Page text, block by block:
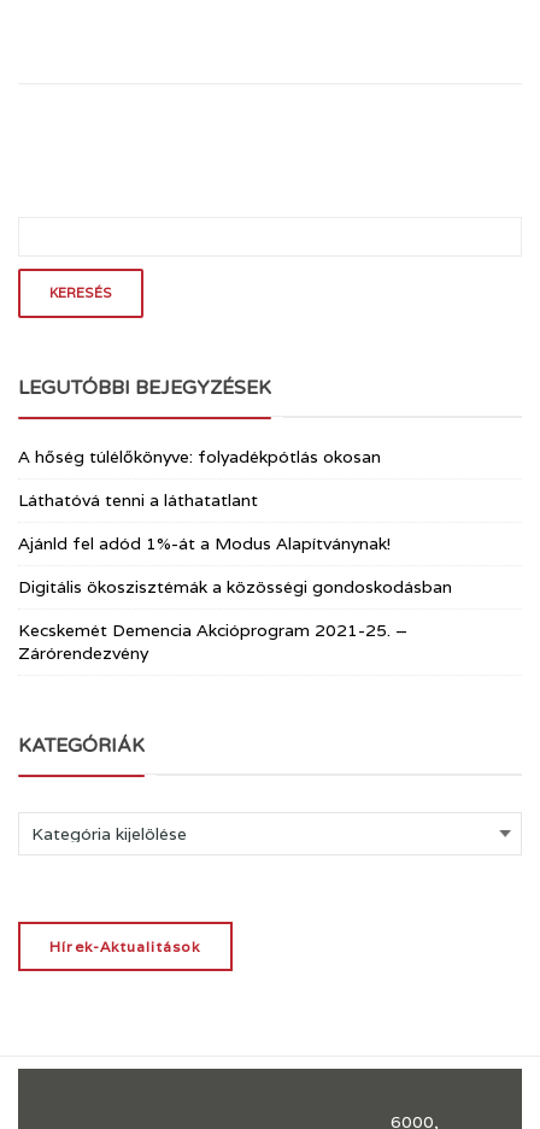
LEGUTÓBBI BEJEGYZÉSEK
A hőség túlélőkönyve: folyadékpótlás okosan
Láthatóvá tenni a láthatatlant
Ajánld fel adód 1%-át a Modus Alapítványnak!
Digitális ökoszisztémák a közösségi gondoskodásban
Kecskemét Demencia Akcióprogram 2021-25. –
Zárórendezvény
KATEGÓRIÁK
Hírek-Aktualitások
6000,